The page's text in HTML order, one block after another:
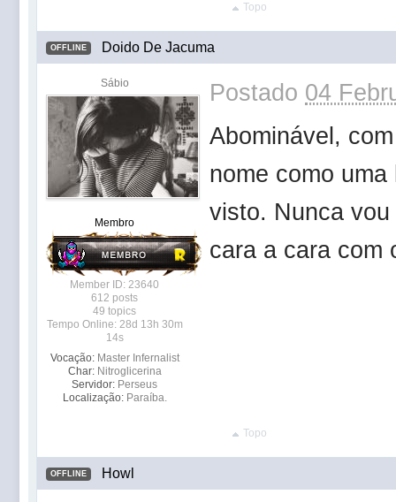
Topo
OFFLINE Doido De Jacuma
Sábio
Membro
Member ID: 23640
612 posts
49 topics
Tempo Online: 28d 13h 30m
14s
Vocação: Master Infernalist
Char: Nitroglicerina
Servidor: Perseus
Localização: Paraíba.
Postado 04
Abominável,
nome como
visto. Nunca
cara a cara com
Topo
OFFLINE Howl